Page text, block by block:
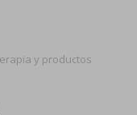
y productos